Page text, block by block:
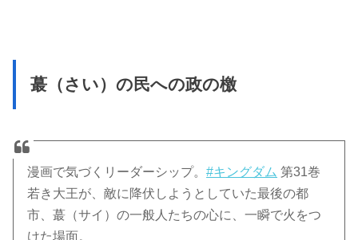
蕞（さい）の民への政の檄
漫画で気づくリーダーシップ。#キングダム 第31巻
若き大王が、敵に降伏しようとしていた最後の都
市、蕞（サイ）の一般人たちの心に、一瞬で火をつ
けた場面。